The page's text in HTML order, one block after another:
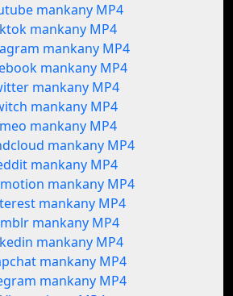
mankany MP4
mankany MP4
mankany MP4
mankany MP4
mankany MP4
mankany MP4
mankany MP4
mankany MP4
mankany MP4
mankany MP4
mankany MP4
mankany MP4
mankany MP4
mankany MP4
mankany MP4